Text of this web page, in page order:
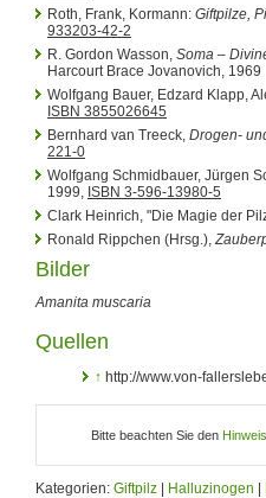
Roth, Frank, Kormann: Giftpilze,
933203-42-2
R. Gordon Wasson, Soma –
Harcourt Brace Jovanovich, 1969
Wolfgang Bauer, Edzard Klapp,
ISBN 3855026645
Bernhard van Treeck, Drogen-
221-0
Wolfgang Schmidbauer, Jürgen
1999, ISBN 3-596-13980-5
Clark Heinrich, "Die Magie der
Ronald Rippchen (Hrsg.),
Bilder
Amanita muscaria
Quellen
↑ http://www.von-
Bitte beachten Sie den
Kategorien: Giftpilz Halluzinogen